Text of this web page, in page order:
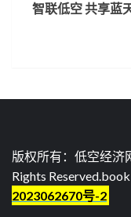
智联低空 共享蓝
版权所有：低空经
Rights Reserved.
2023062670号-2